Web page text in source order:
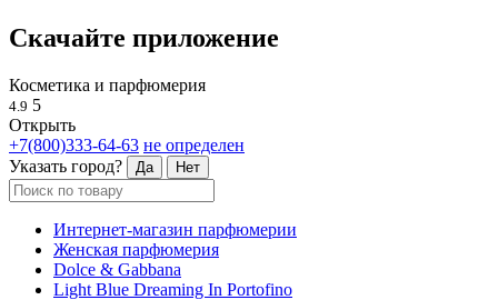
Скачайте приложение
Косметика и парфюмерия
4.9 5
Открыть
+7(800)333-64-63 не определен
Указать город?
Да Нет
Интернет-магазин парфюмерии
Женская парфюмерия
Dolce & Gabbana
Light Blue Dreaming In Portofino